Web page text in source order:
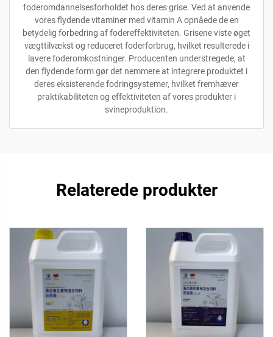
foderomdannelsesforholdet hos deres grise. Ved at anvende
vores flydende vitaminer med vitamin A opnåede de en
betydelig forbedring af fodereffektiviteten. Grisene viste øget
vægttilvækst og reduceret foderforbrug, hvilket resulterede i
lavere foderomkostninger. Producenten understregede, at
den flydende form gør det nemmere at integrere produktet i
deres eksisterende fodringsystemer, hvilket fremhæver
praktikabiliteten og effektiviteten af vores produkter i
svineproduktion.
Relaterede produkter